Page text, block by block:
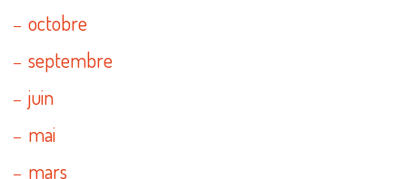
octobre
septembre
juin
mai
mars